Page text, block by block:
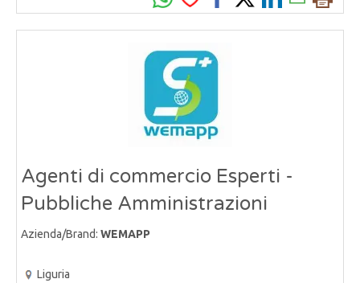
Agenti di commercio Esperti -
Pubbliche Amministrazioni
Azienda/Brand: WEMAPP
Liguria